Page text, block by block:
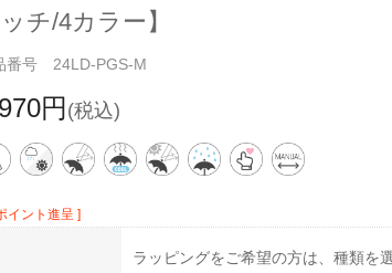
チ/4カラー】
番号 24LD-PGS-M
円 (税込)
イント進呈 ]
ラッピングをご希望の方は、種類を